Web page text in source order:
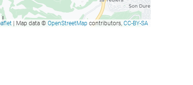
Map data © OpenStreetMap contributors, CC-BY-SA